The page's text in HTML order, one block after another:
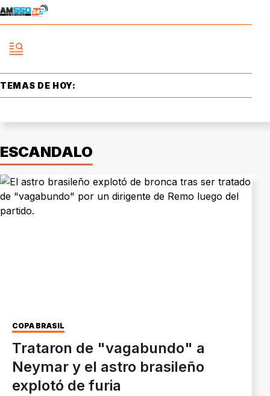
TEMAS DE HOY:
ESCANDALO
COPA BRASIL
Trataron de "vagabundo" a
Neymar y el astro brasileño
explotó de furia